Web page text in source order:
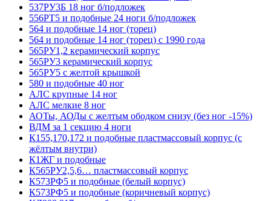
537РУ3Б 18 ног б/подложек
556РТ5 и подобные 24 ноги б/подложек
564 и подобные 14 ног (торец)
564 и подобные 14 ног (торец) с 1990 года
565РУ1,2 керамический корпус
565РУ3 керамический корпус
565РУ5 с желтой крышкой
580 и подобные 40 ног
АЛС крупные 14 ног
АЛС мелкие 8 ног
АОТы, АОДы с желтым ободком снизу (без ног -15%)
ВДМ за 1 секцию 4 ноги
К155,170,172 и подобные пластмассовый корпус (с
жёлтым внутри)
К1ЖГ и подобные
К565РУ2,5,6… пластмассовый корпус
К573РФ5 и подобные (белый корпус)
К573РФ5 и подобные (коричневый корпус)